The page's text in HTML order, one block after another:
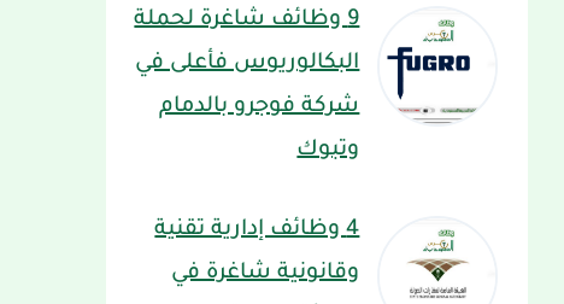
9 وظائف شاغرة لحملة
البكالوريوس فأعلى في
شركة فوجرو بالدمام
وتبوك
4 وظائف إدارية تقنية
وقانونية شاغرة في